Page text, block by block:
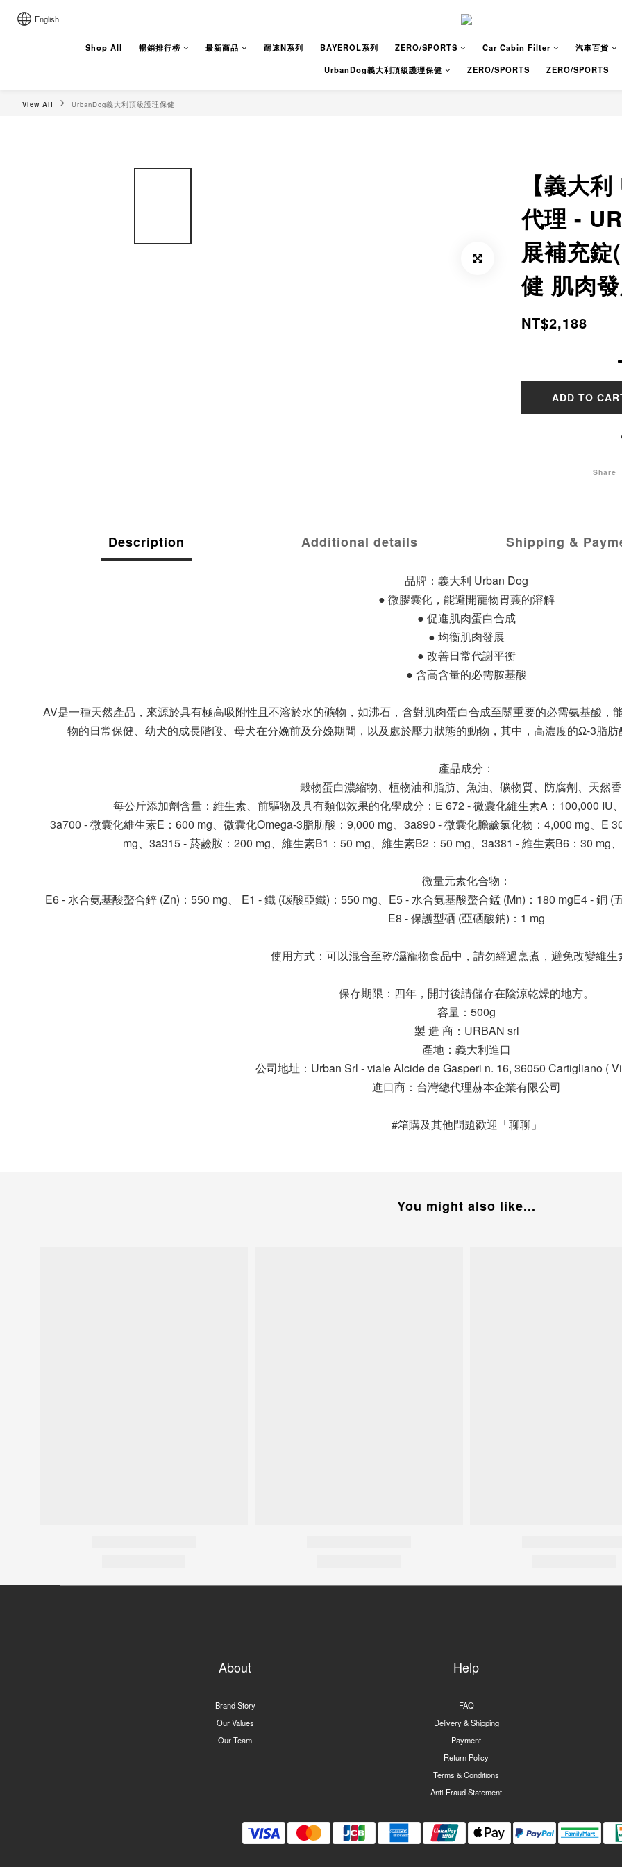
English
Shop All 暢銷排行榜 最新商品 耐速N系列 BAYEROL系列 ZERO/SPORTS Car Cabin Filter 汽車百貨
UrbanDog義大利頂級護理保健
ZERO/SPORTS ZERO/SPORTS
View All UrbanDog義大利頂級護理保健
【義大
代理 -
展補充
健 肌肉
NT$2,188
ADD TO
Share
Description Additional details Shipping &
品牌：義大利 Urban Dog
● 微膠囊化，能避開寵物胃蘘的溶解
● 促進肌肉蛋白合成
● 均衡肌肉發展
● 改善日常代謝平衡
● 含高含量的必需胺基酸
AV是一種天然產品，來源於具有極高吸附性且不溶於水的礦物，如沸石，含對肌肉蛋白合成至關重要的必需氨基酸
物的日常保健、幼犬的成長階段、母犬在分娩前及分娩期間，以及處於壓力狀態的動物，其中，高濃度的Ω-3脂
產品成分：
穀物蛋白濃縮物、植物油和脂肪、魚油、礦物質、防腐劑、天然
每公斤添加劑含量：維生素、前驅物及具有類似效果的化學成分：E 672 - 微囊化維生素A：100,000 IU
3a700 - 微囊化維生素E：600 mg、微囊化Omega-3脂肪酸：9,000 mg、3a890 - 微囊化膽鹼氯化物：4,000 mg、E
mg、3a315 - 菸鹼胺：200 mg、維生素B1：50 mg、維生素B2：50 mg、3a381 - 維生素B6：30 mg
微量元素化合物：
E6 - 水合氨基酸螯合鋅 (Zn)：550 mg、 E1 - 鐵 (碳酸亞鐵)：550 mg、E5 - 水合氨基酸螯合錳 (Mn)：180 mgE4 - 銅 (
E8 - 保護型硒 (亞硒酸鈉)：1 mg
使用方式：可以混合至乾/濕寵物食品中，請勿經過烹煮，避免改變維生
保存期限：四年，開封後請儲存在陰涼乾燥的地方。
容量：500g
製 造 商：URBAN srl
產地：義大利進口
公司地址：Urban Srl - viale Alcide de Gasperi n. 16, 36050 Cartigliano (
進口商：台灣總代理赫本企業有限公司
#箱購及其他問題歡迎「聊聊」
You might also like...
About
Brand Story
Our Values
Our Team
Help
FAQ
Delivery & Shipping
Payment
Return Policy
Terms & Conditions
Anti-Fraud Statement